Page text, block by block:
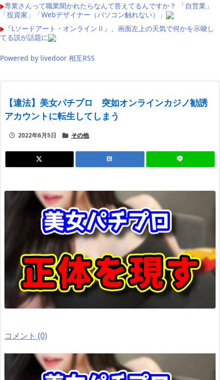
専業さんって職業聞かれたらなんて答えてるんですか？ 「自営業」
「投資家」「Webデザイナー（パソコン触れない）」
『Lソードアート・オンラインⅡ』、画面左上の天気で何かを示唆し
てる説が話題に
Powered by livedoor 相互RSS
【違法】美女パチプロ 突如オンラインカジノ勧誘
アカウントに転生してしまう
2022年6月5日 その他
B!
コメント (0)